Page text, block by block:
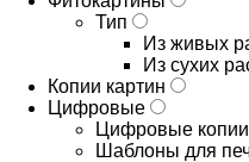
Тип
Из живых
Из сухих
Копии картин
Цифровые
Цифровые копии
Шаблоны для